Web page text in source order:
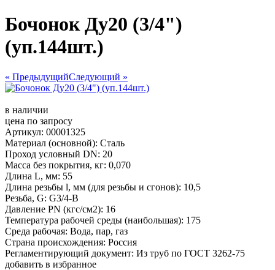
Бочонок Ду20 (3/4")
(уп.144шт.)
« ПредыдущийСледующий »
в наличии
цена по запросу
Артикул: 00001325
Материал (основной): Сталь
Проход условный DN: 20
Масса без покрытия, кг: 0,070
Длина L, мм: 55
Длина резьбы l, мм (для резьбы и сгонов): 10,5
Резьба, G: G3/4-B
Давление PN (кгс/см2): 16
Температура рабочей среды (наибольшая): 175
Среда рабочая: Вода, пар, газ
Страна происхождения: Россия
Регламентирующий документ: Из труб по ГОСТ 3262-75
добавить в избранное